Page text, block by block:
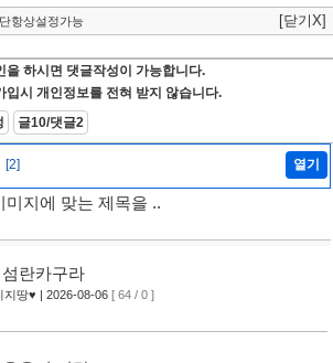
항상설정가능 [닫기X]
을 하시면 댓글작성이 가능합니다.
입시 개인정보를 전혀 받지 않습니다.
글10/댓글2
[2] 열기
미지에 맞는 제목을 ..
섬란카구라
지땅♥ | 2026-08-06 [ 64 / 0 ]